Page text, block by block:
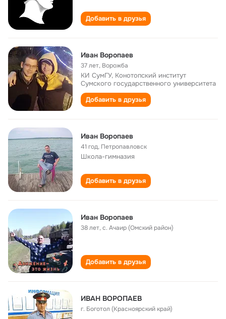
Добавить в друзья
Иван Воропаев
37 лет, Ворожба
КИ СумГУ, Конотопский институт
Сумского государственного университета
Добавить в друзья
Иван Воропаев
41 год, Петропавловск
Школа-гимназия
Добавить в друзья
Иван Воропаев
38 лет,с. Ачаир (Омский район)
Добавить в друзья
ИВАН ВОРОПАЕВ
г. Боготол (Красноярский край)